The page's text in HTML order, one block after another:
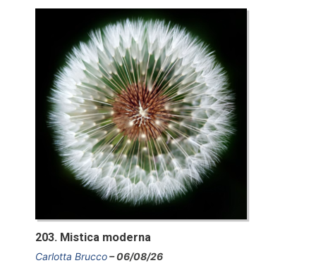
203. Mistica moderna
Carlotta Brucco 06/08/26